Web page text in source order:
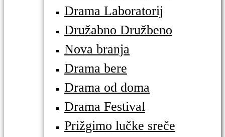
Drama Laboratorij
Družabno Družbeno
Nova branja
Drama bere
Drama od doma
Drama Festival
Prižgimo lučke sreče